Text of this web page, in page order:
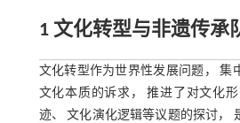
1 文化转型与非遗传承
文化转型作为世界性发展问题， 集
文化本质的诉求， 推进了对文化
迹、 文化演化逻辑等议题的探讨，